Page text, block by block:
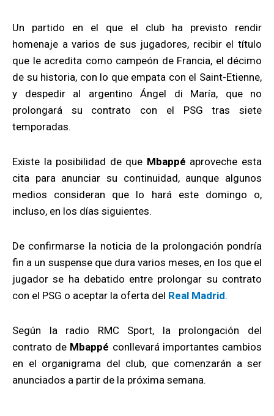
Un partido en el que el club ha previsto rendir
homenaje a varios de sus jugadores, recibir el título
que le acredita como campeón de Francia, el décimo
de su historia, con lo que empata con el Saint-Etienne,
y despedir al argentino Ángel di María, que no
prolongará su contrato con el PSG tras siete
temporadas.
Existe la posibilidad de que Mbappé aproveche esta
cita para anunciar su continuidad, aunque algunos
medios consideran que lo hará este domingo o,
incluso, en los días siguientes.
De confirmarse la noticia de la prolongación pondría
fin a un suspense que dura varios meses, en los que el
jugador se ha debatido entre prolongar su contrato
con el PSG o aceptar la oferta del Real Madrid.
Según la radio RMC Sport, la prolongación del
contrato de Mbappé conllevará importantes cambios
en el organigrama del club, que comenzarán a ser
anunciados a partir de la próxima semana.